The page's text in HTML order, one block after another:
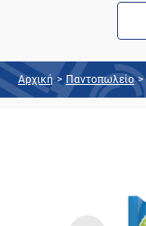
Αρχική > Παντοπωλείο >